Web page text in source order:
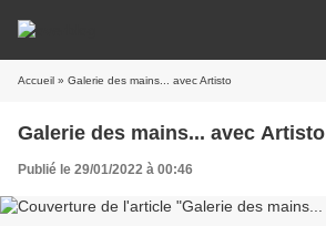
Accueil » Galerie des mains... avec Artisto
Galerie des mains... avec Artisto
Publié le 29/01/2022 à 00:46